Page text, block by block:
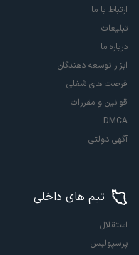
ارتباط با ما
تبلیغات
درباره ما
ابزار توسعه دهندگان
فرصت های شغلی
قوانین و مقررات
DMCA
آگهی دولتی
تیم های داخلی
استقلال
پرسپولیس